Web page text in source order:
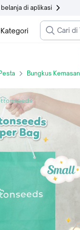
belanja di aplikasi
Kategori
Bungkus Kemasan